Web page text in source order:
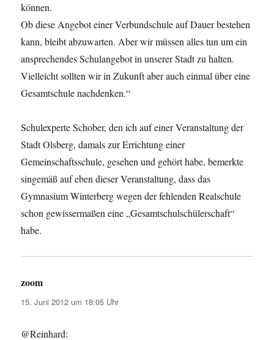
können.
Ob diese Angebot einer Verbundschule auf Dauer bestehen
kann, bleibt abzuwarten. Aber wir müssen alles tun um ein
ansprechendes Schulangebot in unserer Stadt zu halten.
Vielleicht sollten wir in Zukunft aber auch einmal über eine
Gesamtschule nachdenken.“
Schulexperte Schober, den ich auf einer Veranstaltung der
Stadt Olsberg, damals zur Errichtung einer
Gemeinschaftsschule, gesehen und gehört habe, bemerkte
singemäß auf eben dieser Veranstaltung, dass das
Gymnasium Winterberg wegen der fehlenden Realschule
schon gewissermaßen eine „Gesamtschulschülerschaft“
habe.
zoom
15. Juni 2012 um 18:05 Uhr
@Reinhard: